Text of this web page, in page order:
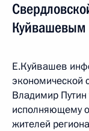
Куйвашевым
Е.Куйвашев
экономической
Владимир
исполняющему
жителей